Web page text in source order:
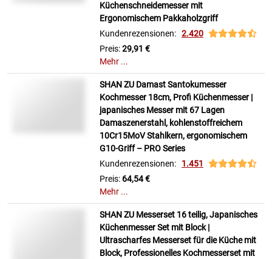
Küchenschneidemesser mit
Ergonomischem Pakkaholzgriff
Kundenrezensionen: 2.420
Preis:29,91 €
Mehr ...
SHAN ZU Damast Santokumesser
Kochmesser 18cm, Profi Küchenmesser |
japanisches Messer mit 67 Lagen
Damaszenerstahl, kohlenstoffreichem
10Cr15MoV Stahlkern, ergonomischem
G10-Griff – PRO Series
Kundenrezensionen: 1.451
Preis: 64,54 €
Mehr ...
SHAN ZU Messerset 16 teilig, Japanisches
Küchenmesser Set mit Block |
Ultrascharfes Messerset für die Küche mit
Block, Professionelles Kochmesserset mit